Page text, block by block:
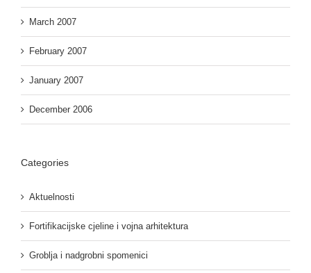
March 2007
February 2007
January 2007
December 2006
Categories
Aktuelnosti
Fortifikacijske cjeline i vojna arhitektura
Groblja i nadgrobni spomenici